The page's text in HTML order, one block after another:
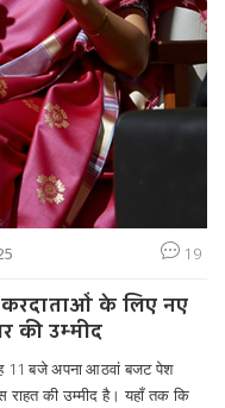
19
के लिए नए
की उम्मीद
11 बजे अपना आठवां बजट पेश
की उम्मीद है। यहाँ तक कि